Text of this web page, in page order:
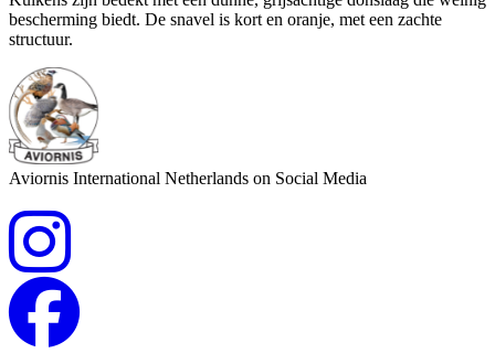
bescherming biedt. De snavel is kort en oranje, met een zachte
structuur.
Aviornis International Netherlands on Social Media